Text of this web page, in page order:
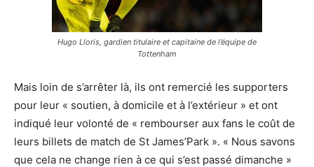
Hugo Lloris, gardien titulaire et capitaine de l’équipe de
Tottenham
Mais loin de s’arrêter là, ils ont remercié les supporters
pour leur « soutien, à domicile et à l’extérieur » et ont
indiqué leur volonté de « rembourser aux fans le coût de
leurs billets de match de St James’Park ». « Nous savons
que cela ne change rien à ce qui s’est passé dimanche »